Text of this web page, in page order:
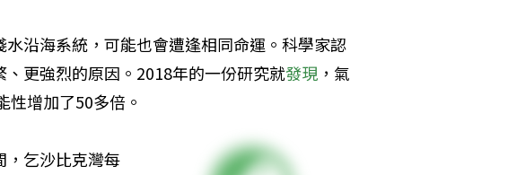
沿海系統，可能也會遭逢相同命運。科學家認
更強烈的原因。2018年的一份研究就發現 ，氣
性增加了50多倍。
，乞沙比克灣每